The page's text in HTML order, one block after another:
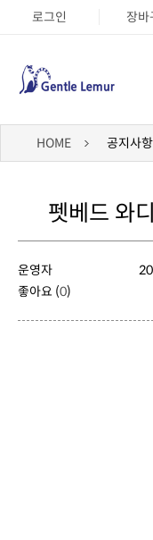
로그인 장바
HOME 공지사항
펫베드 와
운영자
좋아요 (0)